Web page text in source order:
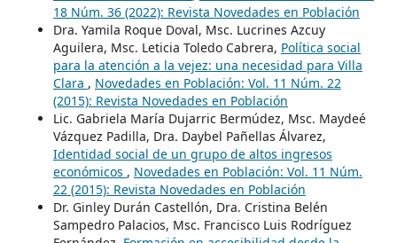
18 Núm. 36 (2022): Revista Novedades en Población
Dra. Yamila Roque Doval, Msc. Lucrines Azcuy
Aguilera, Msc. Leticia Toledo Cabrera, Política social
para la atención a la vejez: una necesidad para Villa
Clara , Novedades en Población: Vol. 11 Núm. 22
(2015): Revista Novedades en Población
Lic. Gabriela María Dujarric Bermúdez, Msc. Maydeé
Vázquez Padilla, Dra. Daybel Pañellas Álvarez,
Identidad social de un grupo de altos ingresos
económicos , Novedades en Población: Vol. 11 Núm.
22 (2015): Revista Novedades en Población
Dr. Ginley Durán Castellón, Dra. Cristina Belén
Sampedro Palacios, Msc. Francisco Luis Rodríguez